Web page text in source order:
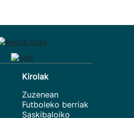
Kirolak
Zuzenean
Futboleko berriak
Saskibaloiko